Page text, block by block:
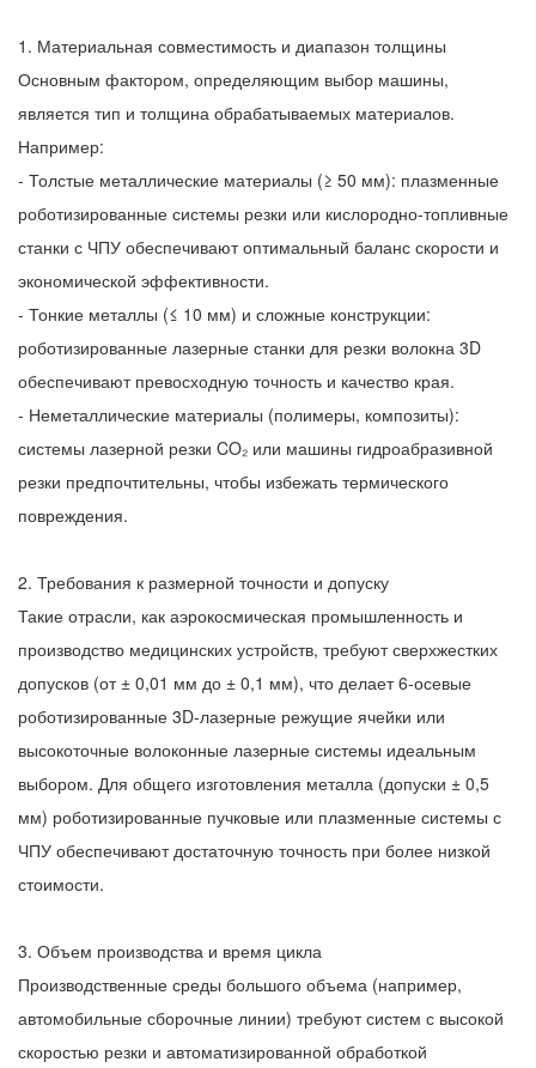
1. Материальная совместимость и диапазон толщины
Основным фактором, определяющим выбор машины,
является тип и толщина обрабатываемых материалов.
Например:
- Толстые металлические материалы (≥ 50 мм): плазменные
роботизированные системы резки или кислородно-топливные
станки с ЧПУ обеспечивают оптимальный баланс скорости и
экономической эффективности.
- Тонкие металлы (≤ 10 мм) и сложные конструкции:
роботизированные лазерные станки для резки волокна 3D
обеспечивают превосходную точность и качество края.
- Неметаллические материалы (полимеры, композиты):
системы лазерной резки CO₂ или машины гидроабразивной
резки предпочтительны, чтобы избежать термического
повреждения.
2. Требования к размерной точности и допуску
Такие отрасли, как аэрокосмическая промышленность и
производство медицинских устройств, требуют сверхжестких
допусков (от ± 0,01 мм до ± 0,1 мм), что делает 6-осевые
роботизированные 3D-лазерные режущие ячейки или
высокоточные волоконные лазерные системы идеальным
выбором. Для общего изготовления металла (допуски ± 0,5
мм) роботизированные пучковые или плазменные системы с
ЧПУ обеспечивают достаточную точность при более низкой
стоимости.
3. Объем производства и время цикла
Производственные среды большого объема (например,
автомобильные сборочные линии) требуют систем с высокой
скоростью резки и автоматизированной обработкой